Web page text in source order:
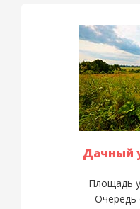
Дачный
Площадь
Очередь